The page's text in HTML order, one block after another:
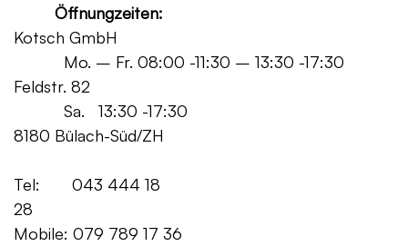
Öffnungzeiten:
Kotsch GmbH
Mo. – Fr. 08:00 -11:30 – 13:30 -17:30
Feldstr. 82
Sa. 13:30 -17:30
8180 Bülach-Süd/ZH
Tel: 043 444 18
28
Mobile: 079 789 17 36